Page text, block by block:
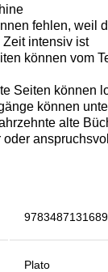
9783487131689
Plato